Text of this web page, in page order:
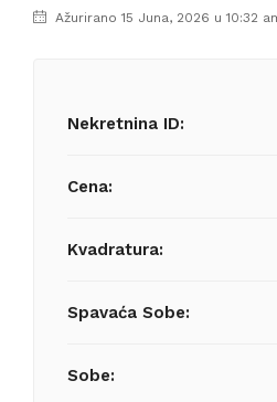
Ažurirano 15 Juna, 2026 u 10:32
Nekretnina ID:
Cena:
Kvadratura:
Spavaća Sobe:
Sobe: